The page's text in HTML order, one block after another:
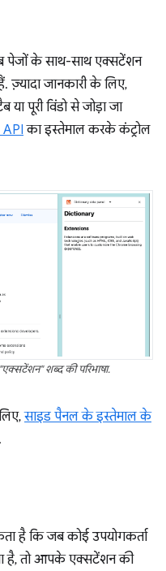
पेजों के साथ-साथ एक्सटेंशन
जानकारी के लिए,
पूरी विंडो से जोड़ा जा
का इस्तेमाल करके कंट्रोल
शब्द की परिभाषा.
साइड पैनल के इस्तेमाल के
है कि जब कोई उपयोगकर्ता
है, तो आपके एक्सटेंशन की